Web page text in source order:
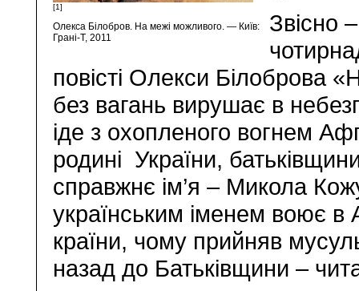
[1]
Олекса Білобров. На межі можливого. — Київ:
Грані-Т, 2011
Звісно
повісті Олекси Білоброва
без вагань вирушає в
іде з охопленого вогнем
родині України,
справжнє ім’я – Микола
українським іменем воює в
країни, чому прийняв
назад до Батьківщини –